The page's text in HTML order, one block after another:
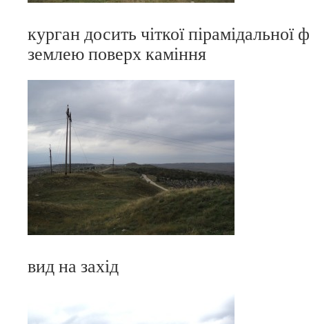
курган досить чіткої
землею поверх каміння
вид на захід